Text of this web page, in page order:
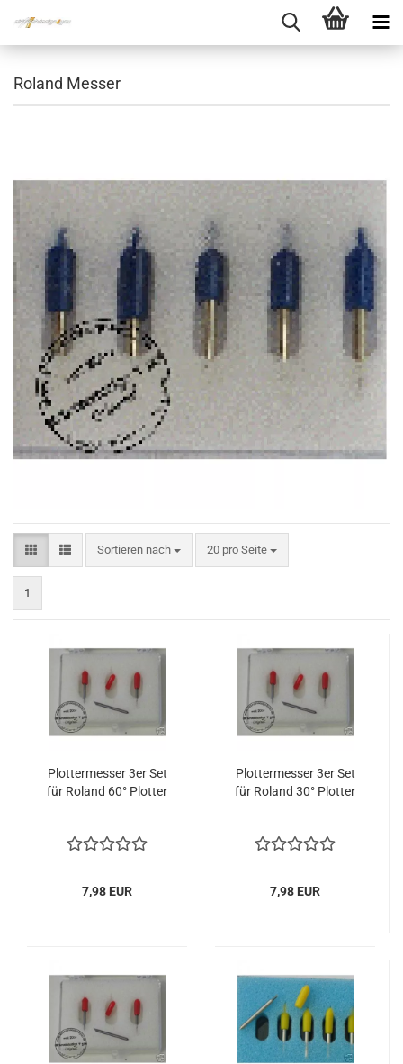
Roland Messer
Sortieren nach
Sortieren nach 20 pro Seite
pro Seite
1
Plottermesser 3er Set
für Roland 60° Plotter
7,98 EUR
Plottermesser 3er Set
für Roland 30° Plotter
7,98 EUR